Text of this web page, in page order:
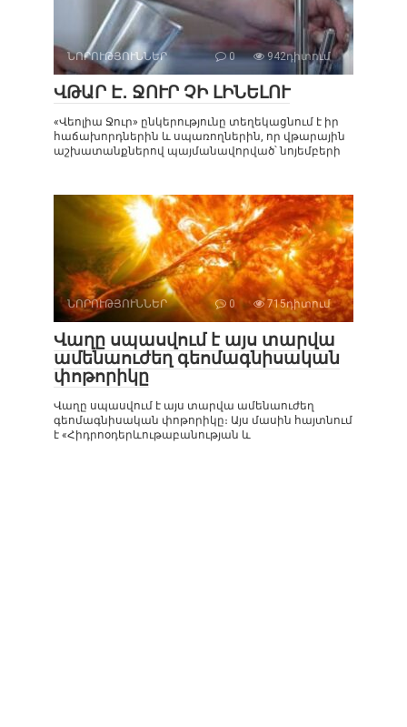
ՆՈՐՈՒԹՅՈՒՆՆԵՐ 0 942դիտում
ՎԹԱՐ Է․ ՋՈՒՐ ՉԻ ԼԻՆԵԼՈՒ
«Վեոլիա Ջուր» ընկերությունը տեղեկացնում է իր
հաճախորդներին և սպառողներին, որ վթարային
աշխատանքներով պայմանավորված՝ նոյեմբերի
ՆՈՐՈՒԹՅՈՒՆՆԵՐ 0 715դիտում
Վաղը սպասվում է այս տարվա
ամենաուժեղ գեոմագնիսական
փոթորիկը
Վաղը սպասվում է այս տարվա ամենաուժեղ
գեոմագնիսական փոթորիկը։ Այս մասին հայտնում
է «Հիդրոօդերևութաբանության և